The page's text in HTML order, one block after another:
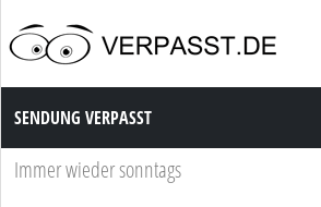
Sendung Verpasst
SENDUNG VERPASST
Immer wieder sonntags